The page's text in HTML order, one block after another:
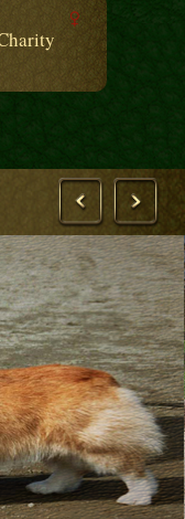
‹ ›